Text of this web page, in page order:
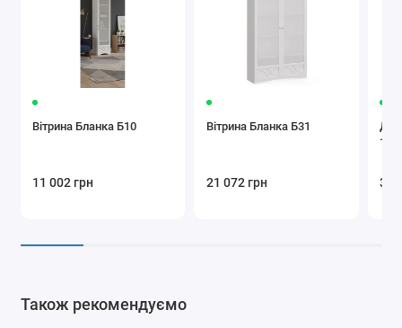
Вітрина Бланка Б10
11 002 грн
Вітрина Бланка Б31
21 072 грн 34
Також рекомендуємо